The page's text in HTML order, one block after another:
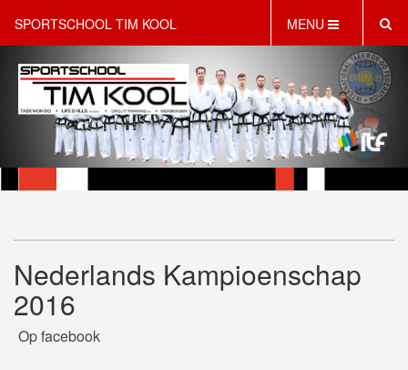
SPORTSCHOOL TIM KOOL MENU
HOME
INFORMATIE
LESAANBOD
ROOSTER
KINDERFEESTJES
WEBSHOP
SCHRIJF JE NU IN!
CONTACT
Nederlands Kampioenschap
2016
Op facebook